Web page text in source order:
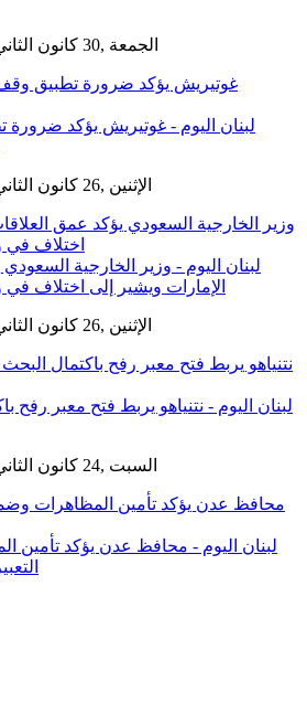
GMT 07:03 2026 الجمعة ,30 كانون الثاني / يناير
غوتيريش يؤكد ضرورة تطبيق
GMT 16:04 2026 الإثنين ,26 كانون الثاني / يناير
وزير الخارجية السعودي يؤكد عمق
اختلاف في
GMT 08:50 2026 الإثنين ,26 كانون الثاني / يناير
نتنياهو يربط فتح معبر رفح باكتمال
GMT 05:18 2026 السبت ,24 كانون الثاني / يناير
محافظ عدن يؤكد تأمين المظاهرات